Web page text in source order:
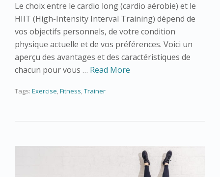
Le choix entre le cardio long (cardio aérobie) et le
HIIT (High-Intensity Interval Training) dépend de
vos objectifs personnels, de votre condition
physique actuelle et de vos préférences. Voici un
aperçu des avantages et des caractéristiques de
chacun pour vous … Read More
Tags: Exercise,Fitness,Trainer